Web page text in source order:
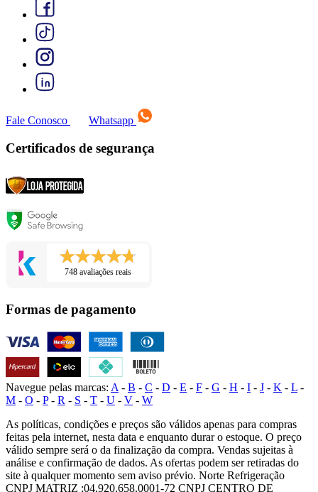
Fale Conosco Whatsapp
Certificados de segurança
748 avaliações reais
Formas de pagamento
Navegue pelas marcas: A - B - C - D - E - F - G - H - I - J - K - L -
M - O - P- R - S - T - U - V - W
As políticas, condições e preços são válidos apenas para compras
feitas pela internet, nesta data e enquanto durar o estoque. O preço
válido sempre será o da finalização da compra. Vendas sujeitas à
análise e confirmação de dados. As ofertas podem ser retiradas do
site à qualquer momento sem aviso prévio. Norte Refrigeração
CNPJ MATRIZ :04.920.658.0001-72 CNPJ CENTRO DE